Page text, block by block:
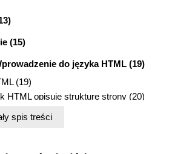
(15)
do języka HTML (19)
(19)
HTML opisuje strukturę strony (20)
HTML nie opisuje układu strony (20)
to działa w ten sposób (21)
spis treści